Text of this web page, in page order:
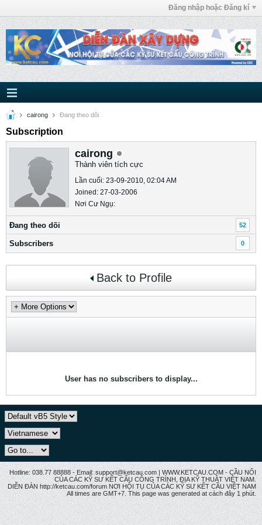
Đăng nhập hoặc Đăng kí
cairong Ðang theo dõi
Subscription
cairong
Thành viên tích cực
Lần cuối: 23-09-2010, 02:04 AM
Joined: 27-03-2006
Nơi Cư Ngụ:
Ðang theo dõi 52
Subscribers 0
Back to Profile
User has no subscribers to display...
Hotline: 038.77 88888 - Email: support@ketcau.com | WWW.KETCAU.COM - CẦU NỐI
CỦA CÁC KỸ SƯ KẾT CẤU CÔNG TRÌNH, ĐỊA KỸ THUẬT VIỆT NAM.
DIỄN ĐÀN http://ketcau.com/forum NƠI HỘI TỤ CỦA CÁC KỸ SƯ KẾT CÂU VIỆT NAM
All times are GMT+7. This page was generated at cách đây 1 phút.